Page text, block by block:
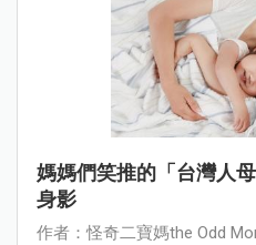
媽媽們笑推的「台灣人
身影
作者：怪奇二寶媽the Odd